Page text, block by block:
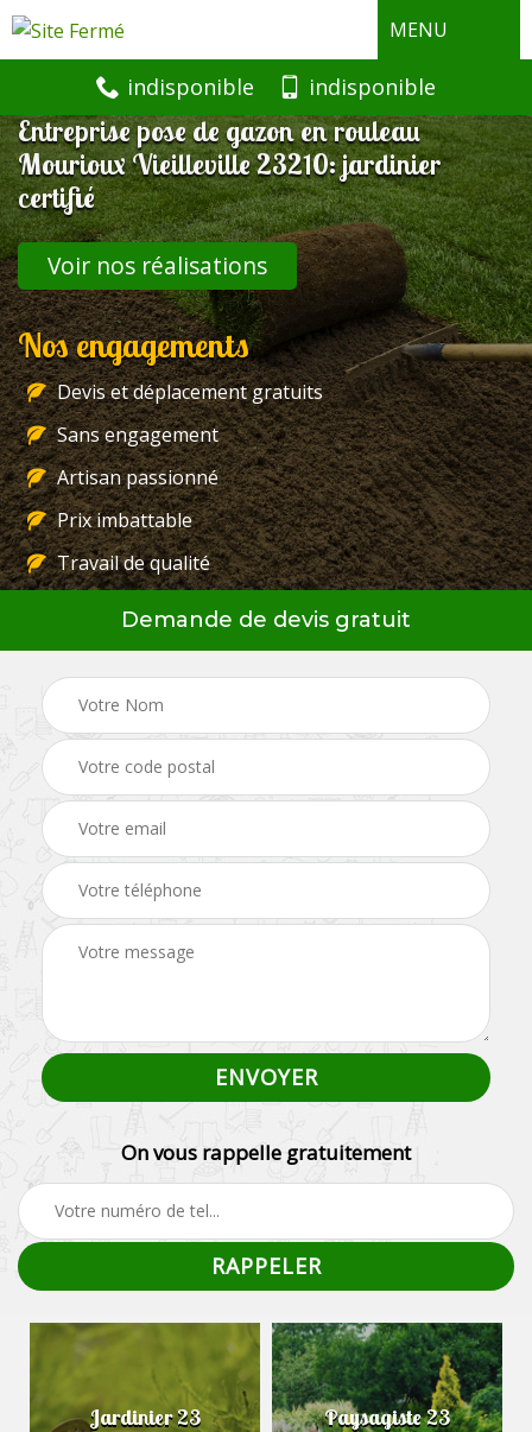
MENU
indisponible indisponible
Entreprise pose de gazon en rouleau
Mourioux Vieilleville 23210: jardinier
certifié
Voir nos réalisations
Nos engagements
Devis et déplacement gratuits
Sans engagement
Artisan passionné
Prix imbattable
Travail de qualité
Demande de devis gratuit
On vous rappelle gratuitement
Jardinier 23 Paysagiste 23